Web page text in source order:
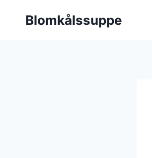
Blomkålssuppe